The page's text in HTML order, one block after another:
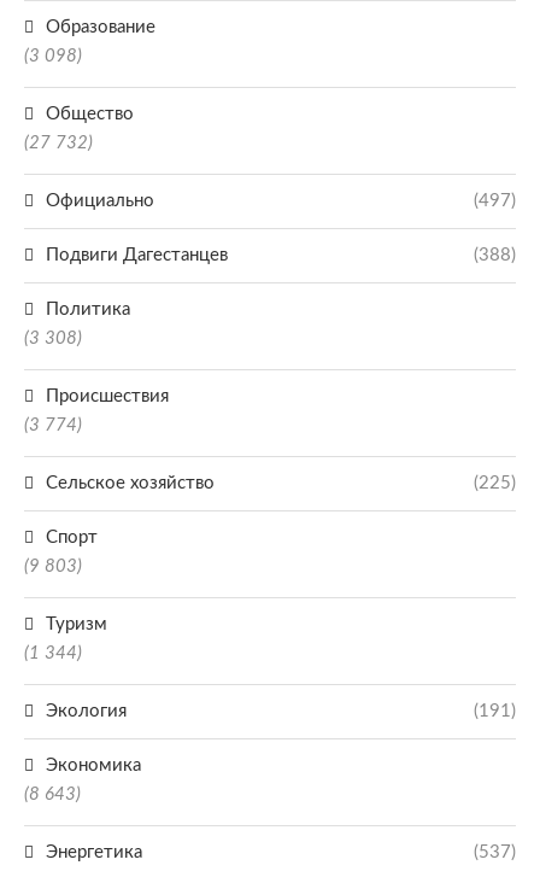
Образование
(3 098)
Общество
(27 732)
Официально (497)
Подвиги Дагестанцев (388)
Политика
(3 308)
Происшествия
(3 774)
Сельское хозяйство (225)
Спорт
(9 803)
Туризм
(1 344)
Экология (191)
Экономика
(8 643)
Энергетика (537)